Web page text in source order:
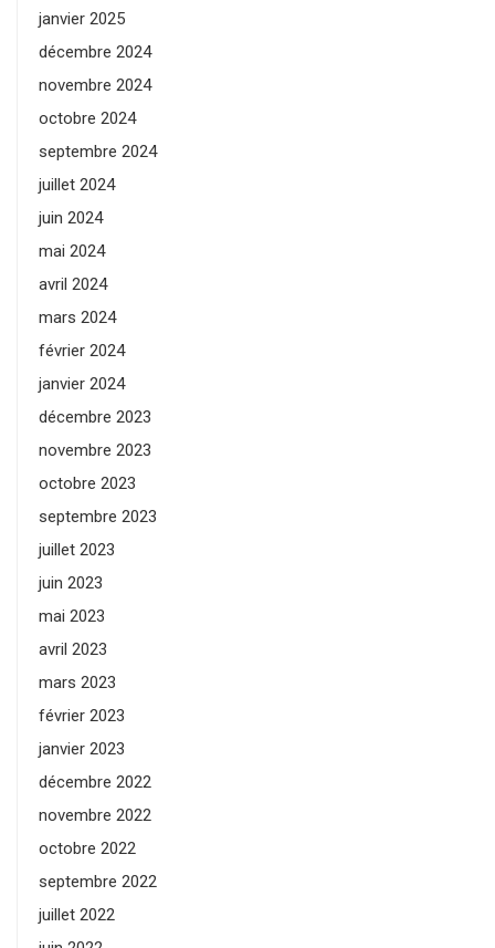
janvier 2025
décembre 2024
novembre 2024
octobre 2024
septembre 2024
juillet 2024
juin 2024
mai 2024
avril 2024
mars 2024
février 2024
janvier 2024
décembre 2023
novembre 2023
octobre 2023
septembre 2023
juillet 2023
juin 2023
mai 2023
avril 2023
mars 2023
février 2023
janvier 2023
décembre 2022
novembre 2022
octobre 2022
septembre 2022
juillet 2022